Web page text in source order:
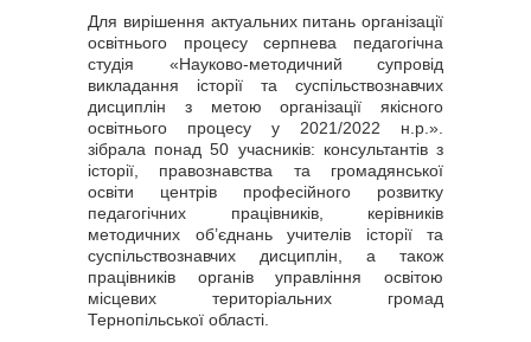
Для вирішення актуальних питань організації
освітнього процесу серпнева педагогічна
студія «Науково-методичний супровід
викладання історії та суспільствознавчих
дисциплін з метою організації якісного
освітнього процесу у 2021/2022 н.р.».
зібрала понад 50 учасників: консультантів з
історії, правознавства та громадянської
освіти центрів професійного розвитку
педагогічних працівників, керівників
методичних об’єднань учителів історії та
суспільствознавчих дисциплін, а також
працівників органів управління освітою
місцевих територіальних громад
Тернопільської області.